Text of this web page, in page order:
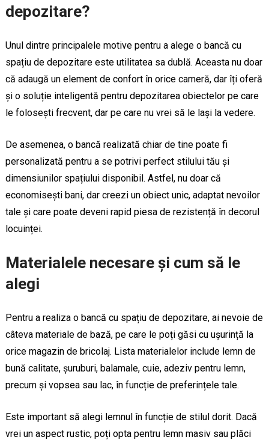
depozitare?
Unul dintre principalele motive pentru a alege o bancă cu
spațiu de depozitare este utilitatea sa dublă. Aceasta nu doar
că adaugă un element de confort în orice cameră, dar îți oferă
și o soluție inteligentă pentru depozitarea obiectelor pe care
le folosești frecvent, dar pe care nu vrei să le lași la vedere.
De asemenea, o bancă realizată chiar de tine poate fi
personalizată pentru a se potrivi perfect stilului tău și
dimensiunilor spațiului disponibil. Astfel, nu doar că
economisești bani, dar creezi un obiect unic, adaptat nevoilor
tale și care poate deveni rapid piesa de rezistență în decorul
locuinței.
Materialele necesare și cum să le
alegi
Pentru a realiza o bancă cu spațiu de depozitare, ai nevoie de
câteva materiale de bază, pe care le poți găsi cu ușurință la
orice magazin de bricolaj. Lista materialelor include lemn de
bună calitate, șuruburi, balamale, cuie, adeziv pentru lemn,
precum și vopsea sau lac, în funcție de preferințele tale.
Este important să alegi lemnul în funcție de stilul dorit. Dacă
vrei un aspect rustic, poți opta pentru lemn masiv sau plăci